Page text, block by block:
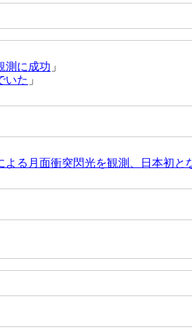
測に成功 」
いた 」
る月面衝突閃光を観測、日本初と